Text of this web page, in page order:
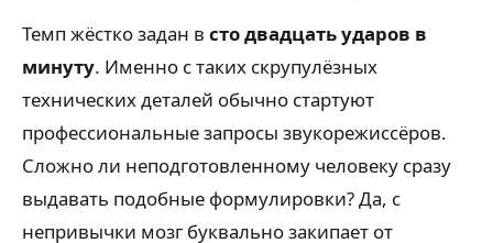
Темп жёстко задан в сто двадцать ударов в
минуту. Именно с таких скрупулёзных
технических деталей обычно стартуют
профессиональные запросы звукорежиссёров.
Сложно ли неподготовленному человеку сразу
выдавать подобные формулировки? Да, с
непривычки мозг буквально закипает от